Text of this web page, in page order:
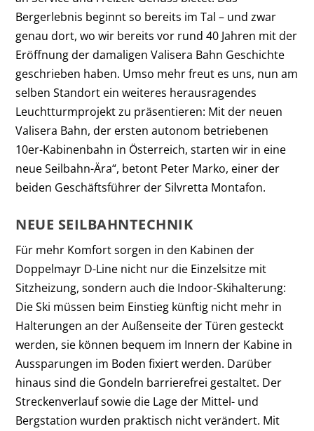
Bergerlebnis beginnt so bereits im Tal – und zwar
genau dort, wo wir bereits vor rund 40 Jahren mit der
Eröffnung der damaligen Valisera Bahn Geschichte
geschrieben haben. Umso mehr freut es uns, nun am
selben Standort ein weiteres herausragendes
Leuchtturmprojekt zu präsentieren: Mit der neuen
Valisera Bahn, der ersten autonom betriebenen
10er-Kabinenbahn in Österreich, starten wir in eine
neue Seilbahn-Ära“, betont Peter Marko, einer der
beiden Geschäftsführer der Silvretta Montafon.
NEUE SEILBAHNTECHNIK
Für mehr Komfort sorgen in den Kabinen der
Doppelmayr D-Line nicht nur die Einzelsitze mit
Sitzheizung, sondern auch die Indoor-Skihalterung:
Die Ski müssen beim Einstieg künftig nicht mehr in
Halterungen an der Außenseite der Türen gesteckt
werden, sie können bequem im Innern der Kabine in
Aussparungen im Boden fixiert werden. Darüber
hinaus sind die Gondeln barrierefrei gestaltet. Der
Streckenverlauf sowie die Lage der Mittel- und
Bergstation wurden praktisch nicht verändert. Mit